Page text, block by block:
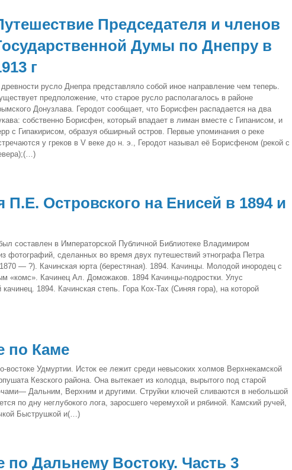
Председателя и членов
Думы по Днепру в
г
русло Днепра представляло собой иное направление чем теперь.
предположение, что старое русло располагалось в районе
Донузлава. Геродот сообщает, что Борисфен распадается на два
собственно Борисфен, который впадает в лиман вместе с Гипанисом, и
с Гипакирисом, образуя обширный остров. Первые упоминания о реке
у греков в V веке до н. э., Геродот называл её Борисфеном (рекой с
П.Е. Островского на Енисей в 1894 и
составлен в Императорской Публичной Библиотеке Владимиром
фотографий, сделанных во время двух путешествий этнографа Петра
— ?). Качинская юрта (берестяная). 1894. Качинцы. Молодой инородец с
«комс». Качинец Ал. Доможаков. 1894 Качинцы-подростки. Улус
1894. Качинская степь. Гора Кох-Тах (Синяя гора), на которой
по Каме
востоке Удмуртии. Исток ее лежит среди невысоких холмов Верхнекамской
Кезского района. Она вытекает из колодца, вырытого под старой
Дальним, Верхним и другими. Струйки ключей слива­ются в небольшой
по дну неглу­бокого лога, заросшего черемухой и рябиной. Камский ручей,
Быструшкой и(…)
по Дальнему Востоку. Часть 3